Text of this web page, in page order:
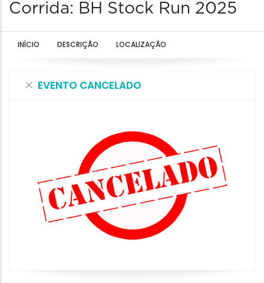
Corrida: BH Stock Run 2025
INÍCIO DESCRIÇÃO LOCALIZAÇÃO
EVENTO CANCELADO